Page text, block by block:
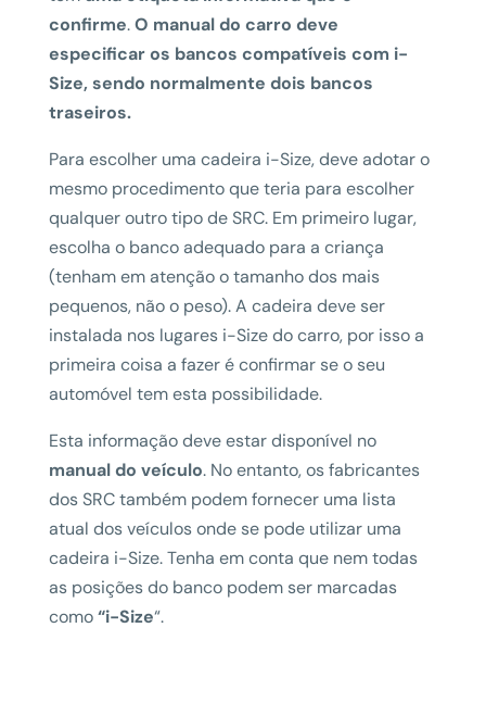
confirme.O manual do carro deve
especificar os bancos compatíveis com i-
Size, sendo normalmente dois bancos
traseiros.
Para escolher uma cadeira i-Size, deve adotar o
mesmo procedimento que teria para escolher
qualquer outro tipo de SRC. Em primeiro lugar,
escolha o banco adequado para a criança
(tenham em atenção o tamanho dos mais
pequenos, não o peso). A cadeira deve ser
instalada nos lugares i-Size do carro, por isso a
primeira coisa a fazer é confirmar se o seu
automóvel tem esta possibilidade.
Esta informação deve estar disponível no
manual do veículo. No entanto, os fabricantes
dos SRC também podem fornecer uma lista
atual dos veículos onde se pode utilizar uma
cadeira i-Size. Tenha em conta que nem todas
as posições do banco podem ser marcadas
como“i-Size“.